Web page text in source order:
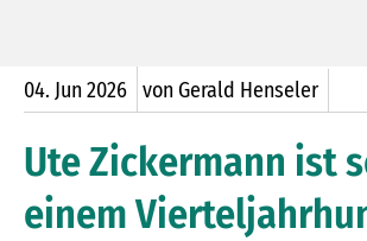
04. Jun2026 von Gerald Henseler
Ute Zickermann ist
einem